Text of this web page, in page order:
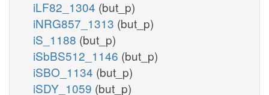
iLF82_1304 (but_p)
iNRG857_1313 (but_p)
iS_1188 (but_p)
iSbBS512_1146 (but_p)
iSBO_1134 (but_p)
iSDY_1059 (but_p)